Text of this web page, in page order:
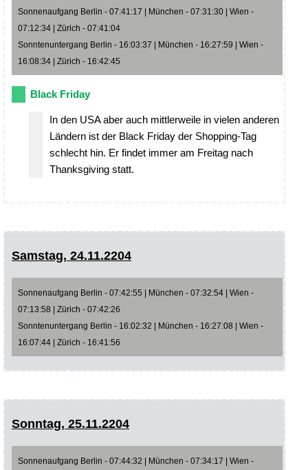
Sonnenaufgang Berlin - 07:41:17 | München - 07:31:30 | Wien -
07:12:34 | Zürich - 07:41:04
Sonntenuntergang Berlin - 16:03:37 | München - 16:27:59 | Wien -
16:08:34 | Zürich - 16:42:45
Black Friday
In den USA aber auch mittlerweile in vielen anderen
Ländern ist der Black Friday der Shopping-Tag
schlecht hin. Er findet immer am Freitag nach
Thanksgiving statt.
Samstag, 24.11.2204
Sonnenaufgang Berlin - 07:42:55 | München - 07:32:54 | Wien -
07:13:58 | Zürich - 07:42:26
Sonntenuntergang Berlin - 16:02:32 | München - 16:27:08 | Wien -
16:07:44 | Zürich - 16:41:56
Sonntag, 25.11.2204
Sonnenaufgang Berlin - 07:44:32 | München - 07:34:17 | Wien -